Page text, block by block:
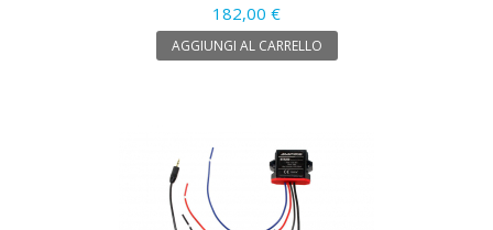
182,00 €
AGGIUNGI AL CARRELLO